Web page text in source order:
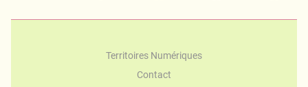
Territoires Numériques
Contact